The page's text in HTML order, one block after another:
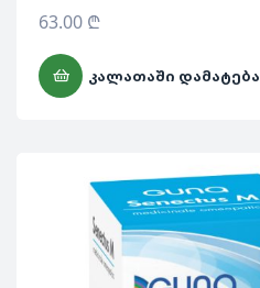
63.00 ₾
ᲙᲐᲚᲐᲗᲐᲨᲘ ᲓᲐᲛᲐᲢᲔᲑᲐ